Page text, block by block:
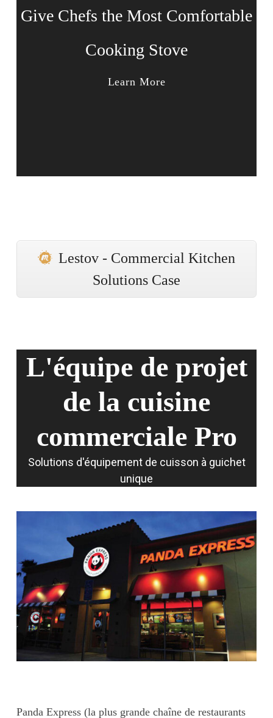
Give Chefs the Most Comfortable
Cooking Stove
Learn More
Lestov - Commercial Kitchen
Solutions Case
L'équipe de projet
de la cuisine
commerciale Pro
Solutions d'équipement de cuisson à guichet
unique
Panda Express (la plus grande chaîne de restaurants